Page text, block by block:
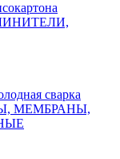
сварка
МЕМБРАНЫ,